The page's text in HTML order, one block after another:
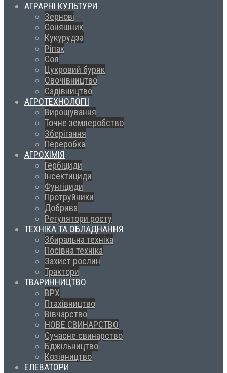
АГРАРНІ КУЛЬТУРИ
Зернові
Соняшник
Кукурудза
Ріпак
Соя
Цукровий буряк
Овочівництво
Садівництво
АГРОТЕХНОЛОГІЇ
Вирощування
Точне землеробство
Зберігання
Переробка
АГРОХІМІЯ
Гербіциди
Інсектициди
Фунгіциди
Протруйники
Добрива
Регулятори росту
ТЕХНІКА ТА ОБЛАДНАННЯ
Збиральна техніка
Посівна техніка
Захист рослин
Трактори
ТВАРИННИЦТВО
ВРХ
Птахівництво
Вівчарство
НОВЕ СВИНАРСТВО
Сучасне свинарство
Бджільництво
Козівництво
ЕЛЕВАТОРИ